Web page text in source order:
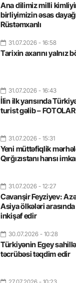
Ana dilimiz milli
birliyimizin əsas
Rüstəmxanlı
31.07.2026 - 16:58
Tarixin axarını yalnız
31.07.2026 - 16:43
İlin ilk yarısında
turist gəlib – FOTOLAR
31.07.2026 - 15:31
Yeni müttəfiqlik
Qırğızıstanı hansı
31.07.2026 - 12:27
Cavanşir Feyziyev:
Asiya ölkələri
inkişaf edir
30.07.2026 - 10:28
Türkiyənin Egey
təcrübəsi təqdim edir